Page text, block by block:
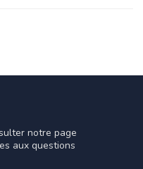
notre page
aux questions